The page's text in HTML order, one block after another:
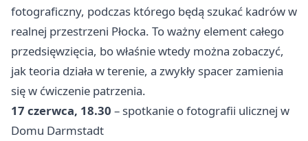
fotograficzny, podczas którego będą szukać kadrów w
realnej przestrzeni Płocka. To ważny element całego
przedsięwzięcia, bo właśnie wtedy można zobaczyć,
jak teoria działa w terenie, a zwykły spacer zamienia
się w ćwiczenie patrzenia.
17 czerwca, 18.30 – spotkanie o fotografii ulicznej w
Domu Darmstadt